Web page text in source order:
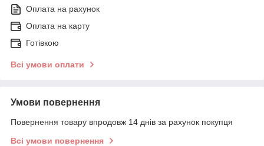
Оплата на рахунок
Оплата на карту
Готівкою
Всі умови оплати
Умови повернення
Повернення товару впродовж 14 днів за рахунок покупця
Всі умови повернення